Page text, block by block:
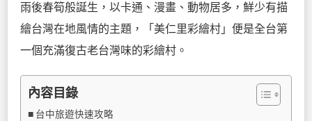
雨後春筍般誕生， 以卡通、漫畫、動物居多，鮮少有描
繪台灣在地風情的主題，
「美仁里彩繪村」便是全台第
一個充滿復古老台灣味的彩繪村。
內容目錄
台中旅遊快速攻略